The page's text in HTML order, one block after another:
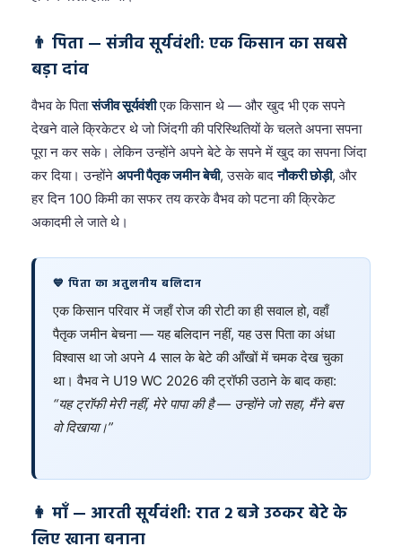
👨 पिता — संजीव सूर्यवंशी: एक किसान का सबसे
बड़ा दांव
वैभव के पितासंजीव सूर्यवंशीएक किसान थे — और खुद भी एक सपने
देखने वाले क्रिकेटर थे जो जिंदगी की परिस्थितियों के चलते अपना सपना
पूरा न कर सके। लेकिन उन्होंने अपने बेटे के सपने में खुद का सपना जिंदा
कर दिया। उन्होंने अपनी पैतृक जमीन बेची, उसके बादनौकरी छोड़ी, और
हर दिन 100 किमी का सफर तय करके वैभव को पटना की क्रिकेट
अकादमी ले जाते थे।
💙 पिता का अतुलनीय बलिदान
एक किसान परिवार में जहाँ रोज की रोटी का ही सवाल हो, वहाँ
पैतृक जमीन बेचना — यह बलिदान नहीं, यह उस पिता का अंधा
विश्वास था जो अपने 4 साल के बेटे की आँखों में चमक देख चुका
था। वैभव ने U19 WC 2026 की ट्रॉफी उठाने के बाद कहा:
“यह ट्रॉफी मेरी नहीं, मेरे पापा की है — उन्होंने जो सहा, मैंने बस
वो दिखाया।”
👩 माँ — आरती सूर्यवंशी: रात 2 बजे उठकर बेटे के
लिए खाना बनाना